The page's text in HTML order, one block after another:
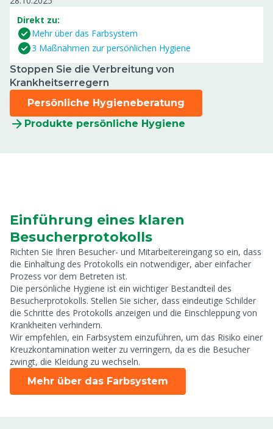
Direkt zu:
Mehr über das Farbsystem
3 Maßnahmen zur persönlichen Hygiene
Stoppen Sie die Verbreitung von
Krankheitserregern
Persönliche Hygieneberatung
Produkte persönliche Hygiene
Einführung eines klaren
Besucherprotokolls
Richten Sie Ihren Besucher- und Mitarbeitereingang so ein, dass
die Einhaltung des Protokolls ein notwendiger, aber einfacher
Prozess vor dem Betreten ist.
Die persönliche Hygiene ist ein wichtiger Bestandteil des
Besucherprotokolls. Stellen Sie sicher, dass eindeutige Schilder
die Schritte des Protokolls anzeigen und die Einschleppung von
Krankheiten verhindern.
Wir empfehlen, ein Farbsystem einzuführen, um das Risiko einer
Kreuzkontamination weiter zu verringern, da es die Besucher
zwingt, die Kleidung zu wechseln.
Mehr über das Farbsystem